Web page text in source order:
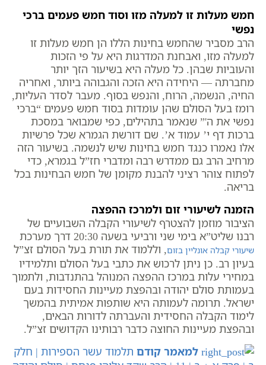
חמש מעלות זו למעלה מזו וסוד חמש פעמים ברכי
נפשי
הרב מסביר שהחמש בחינות הללו הן חמש מעלות זו
למעלה מזו, ואבחנת המדרגות היא על פי הזכות
והעוביות שבהן. כל מעלה היא בשיעור הזך יותר
מחברתה — היחידה היא הזכה והגבוהה ביותר, ואחריה
החיה, הנשמה, הרוח, והנפש בסוף. מעבר לסדר העליות,
רומז בעל הסולם שהן עומדות בסוד חמש פעמים “ברכי
נפשי את ה'” שנאמר בתהילים, כפי שמבואר במסכת
ברכות דף י’ עמוד א’. שם דורשת הגמרא שכל פרשיות
אלו נאמרו כנגד חמש בחינות שיש לנשמה. בשיעור הזה
מרחיב הרב גם ממדרש רבה ומדברי חז”ל בגמרא, כדי
לפתוח צוהר רציני להבנת מקומן של חמש הבחינות בכל
בריאה.
הזמנה לשיעורי זום ולמרכז ההפצה
הציבור מוזמן להצטרף לשיעורי הקבלה השבועיים של
רבנו שליט”א בימי שני ורביעי בשעה 20:30 דרך מערכת
שיעורי קבלה אונליין בזום, וללמוד את תורת בעל הסולם זצ”ל
בעיון רב. כן ניתן לרכוש את כתבי בעל הסולם ותלמידיו
במחירי עלות במרכז ההפצה המנוהל בהתנדבות, ולתמוך
בעמותת סולם יהודה ובהפצת מעיינות החסידות בעם
ישראל. תרומה לעמותה היא שותפות אמיתית בהמשך
לימוד הקבלה החסידית והעברתה לדורות הבאים,
ובהפצת מעיינות החוצה כדבר רבותינו הקדושים זצ”ל.
למאמר קודם תלמוד עשר הספירות | חלק